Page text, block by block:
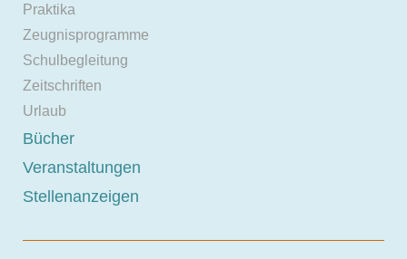
Praktika
Zeugnisprogramme
Schulbegleitung
Zeitschriften
Urlaub
Bücher
Veranstaltungen
Stellenanzeigen